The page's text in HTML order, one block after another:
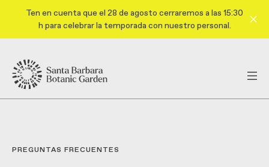
Ten en cuenta que el 28 de agosto cerraremos a las 15:30
h para celebrar la temporada con nuestro personal.
PREGUNTAS FRECUENTES